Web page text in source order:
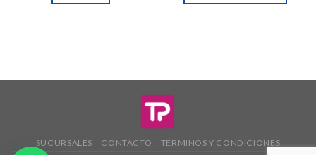
SUCURSALES CONTACTO TÉRMINOS Y CONDICIONES